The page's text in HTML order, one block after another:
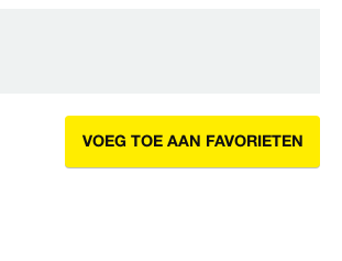
VOEG TOE AAN FAVORIETEN